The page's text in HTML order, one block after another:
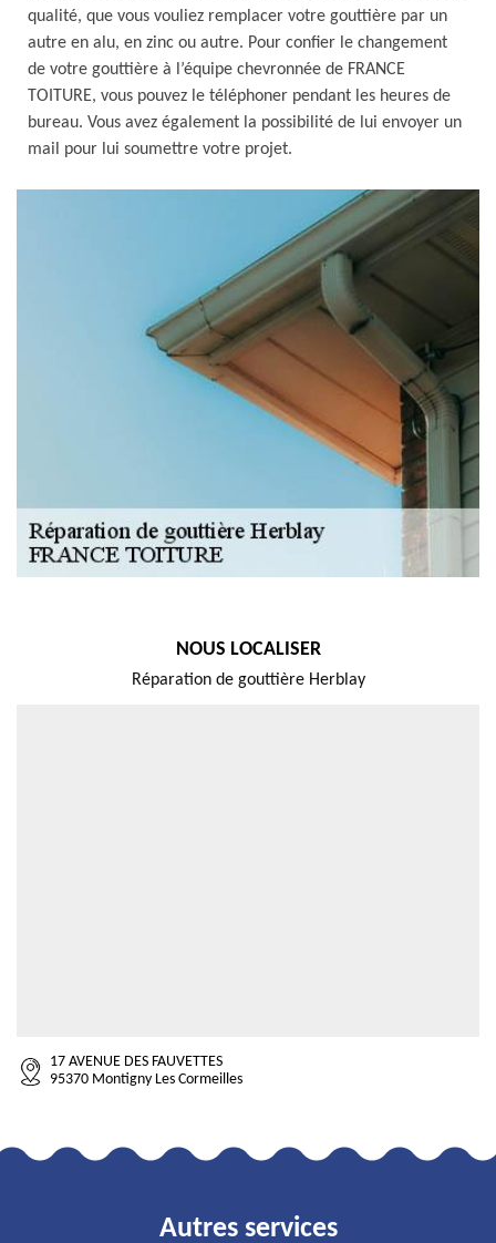
qualité, que vous vouliez remplacer votre gouttière par un
autre en alu, en zinc ou autre. Pour confier le changement
de votre gouttière à l’équipe chevronnée de FRANCE
TOITURE, vous pouvez le téléphoner pendant les heures de
bureau. Vous avez également la possibilité de lui envoyer un
mail pour lui soumettre votre projet.
NOUS LOCALISER
Réparation de gouttière Herblay
17 AVENUE DES FAUVETTES
95370 Montigny Les Cormeilles
Autres services